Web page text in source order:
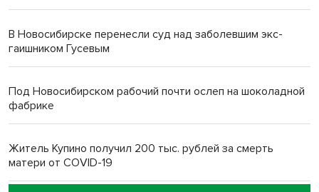
В Новосибирске перенесли суд над заболевшим экс-
гаишником Гусевым
Под Новосибирском рабочий почти ослеп на шоколадной
фабрике
Житель Купино получил 200 тыс. рублей за смерть
матери от COVID-19